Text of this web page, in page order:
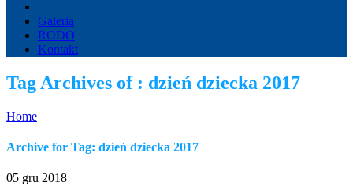
Galeria
RODO
Kontakt
Tag Archives of : dzień dziecka 2017
Home
Archive for Tag: dzień dziecka 2017
05 gru 2018